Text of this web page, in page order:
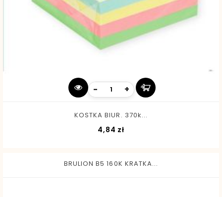
- +
KOSTKA BIUR. 370k...
4,84 zł
BRULION B5 160K KRATKA...